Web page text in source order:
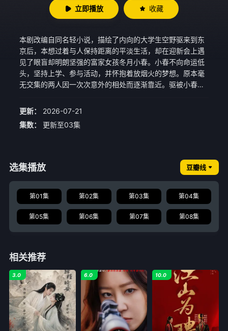
立即播放 收藏
本剧改编自同名轻小说，描绘了内向的大学生空野驱来到东
京后，本想过着与人保持距离的平淡生活，却在迎新会上遇
见了眼盲却明朗坚强的富家女孩冬月小春。小春不向命运低
头，坚持上学、参与活动，并怀抱着放烟火的梦想。原本毫
无交集的两人因一次次意外的相处而逐渐靠近。驱被小春的
人。他陪她追逐烟火的梦想，也在过程中找回自我。尽管小
彼此的未来。
更新：
2026-07-21
集数：
更新至03集
选集播放 豆瓣线
第01集 第02集 第03集 第04集
第05集 第06集 第07集 第08集
相关推荐
3.0 6.0 10.0